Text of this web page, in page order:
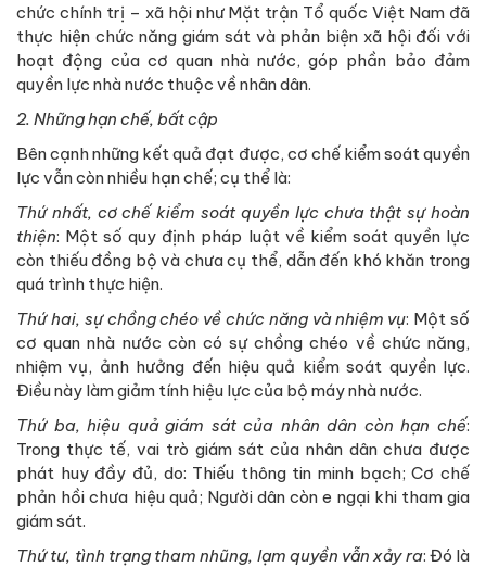
chức chính trị – xã hội như Mặt trận Tổ quốc Việt Nam đã
thực hiện chức năng giám sát và phản biện xã hội đối với
hoạt động của cơ quan nhà nước, góp phần bảo đảm
quyền lực nhà nước thuộc về nhân dân.
2. Những hạn chế, bất cập
Bên cạnh những kết quả đạt được, cơ chế kiểm soát quyền
lực vẫn còn nhiều hạn chế; cụ thể là:
Thứ nhất, cơ chế kiểm soát quyền lực chưa thật sự hoàn
thiện: Một số quy định pháp luật về kiểm soát quyền lực
còn thiếu đồng bộ và chưa cụ thể, dẫn đến khó khăn trong
quá trình thực hiện.
Thứ hai, sự chồng chéo về chức năng và nhiệm vụ: Một số
cơ quan nhà nước còn có sự chồng chéo về chức năng,
nhiệm vụ, ảnh hưởng đến hiệu quả kiểm soát quyền lực.
Điều này làm giảm tính hiệu lực của bộ máy nhà nước.
Thứ ba, hiệu quả giám sát của nhân dân còn hạn chế:
Trong thực tế, vai trò giám sát của nhân dân chưa được
phát huy đầy đủ, do: Thiếu thông tin minh bạch; Cơ chế
phản hồi chưa hiệu quả; Người dân còn e ngại khi tham gia
giám sát.
Thứ tư, tình trạng tham nhũng, lạm quyền vẫn xảy ra: Đó là